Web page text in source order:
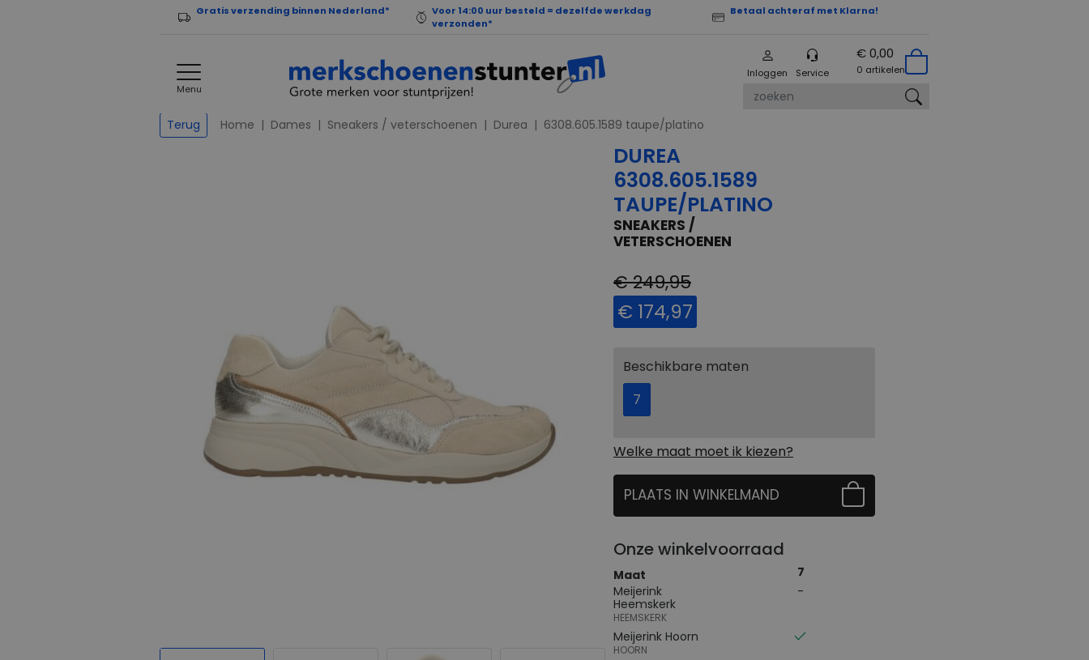
Gratis verzending binnen Nederland*
Voor 14:00 uur besteld = dezelfde werkdag
verzonden*
Betaal achteraf met Klarna!
Menu
Inloggen Service
€ 0,00
0 artikelen
Terug Home Dames Sneakers / veterschoenen Durea 6308.605.1589 taupe/platino
DUREA
6308.605.1589
TAUPE/PLATINO
SNEAKERS /
VETERSCHOENEN
€ 249,95
€ 174,97
Beschikbare maten
7
Welke maat moet ik kiezen?
PLAATS IN WINKELMAND
Onze winkelvoorraad
Maat
7
Meijerink
Heemskerk
HEEMSKERK
Meijerink Hoorn
HOORN